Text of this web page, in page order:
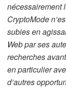
nécessairement
CryptoMode
subies en
Web par ses
recherches
en particulier
d’autres